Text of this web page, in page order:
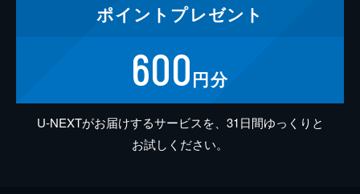
ポイント プレゼント
600円分
U-NEXTがお届けするサービスを、31日間ゆっくりと
お試しください。